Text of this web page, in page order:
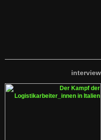
interview